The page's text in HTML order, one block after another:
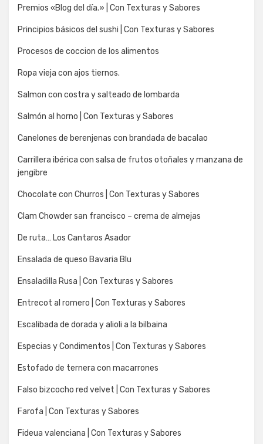
Premios «Blog del día.» | Con Texturas y Sabores
Principios básicos del sushi | Con Texturas y Sabores
Procesos de coccion de los alimentos
Ropa vieja con ajos tiernos.
Salmon con costra y salteado de lombarda
Salmón al horno | Con Texturas y Sabores
Canelones de berenjenas con brandada de bacalao
Carrillera ibérica con salsa de frutos otoñales y manzana de
jengibre
Chocolate con Churros | Con Texturas y Sabores
Clam Chowder san francisco – crema de almejas
De ruta… Los Cantaros Asador
Ensalada de queso Bavaria Blu
Ensaladilla Rusa | Con Texturas y Sabores
Entrecot al romero | Con Texturas y Sabores
Escalibada de dorada y alioli a la bilbaina
Especias y Condimentos | Con Texturas y Sabores
Estofado de ternera con macarrones
Falso bizcocho red velvet | Con Texturas y Sabores
Farofa | Con Texturas y Sabores
Fideua valenciana | Con Texturas y Sabores